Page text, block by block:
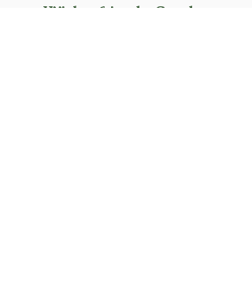
Witloof in de Stad: